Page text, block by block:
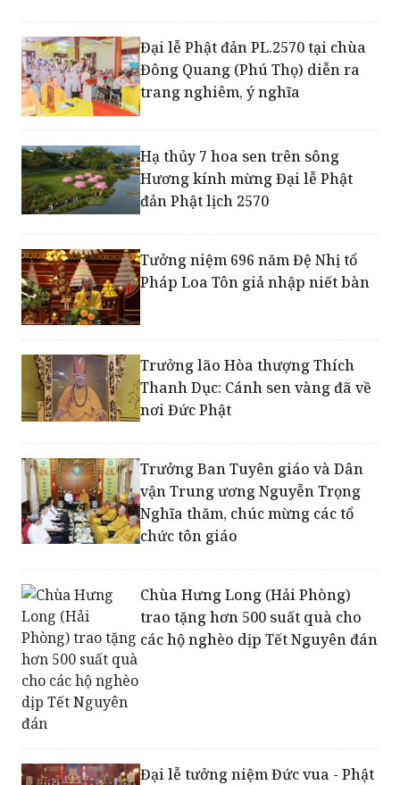
Đại lễ Phật đản PL.2570 tại chùa
Đông Quang (Phú Thọ) diễn ra
trang nghiêm, ý nghĩa
Hạ thủy 7 hoa sen trên sông
Hương kính mừng Đại lễ Phật
đản Phật lịch 2570
Tưởng niệm 696 năm Đệ Nhị tổ
Pháp Loa Tôn giả nhập niết bàn
Trưởng lão Hòa thượng Thích
Thanh Dục: Cánh sen vàng đã về
nơi Đức Phật
Trưởng Ban Tuyên giáo và Dân
vận Trung ương Nguyễn Trọng
Nghĩa thăm, chúc mừng các tổ
chức tôn giáo
Chùa Hưng Long (Hải Phòng)
trao tặng hơn 500 suất quà cho
các hộ nghèo dịp Tết Nguyên đán
Đại lễ tưởng niệm Đức vua - Phật